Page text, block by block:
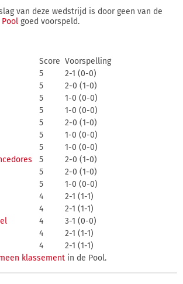
van deze wedstrijd is door geen van de
Pool goed voorspeld.
Score Voorspelling
5
2-1 (0-0)
5
2-0 (1-0)
5
1-0 (0-0)
5
1-0 (0-0)
5
2-0 (1-0)
5
1-0 (0-0)
5
1-0 (0-0)
5
2-0 (1-0)
5
2-0 (1-0)
5
1-0 (0-0)
4
2-1 (1-1)
4
2-1 (1-1)
4
3-1 (0-0)
4
2-1 (1-1)
4
2-1 (1-1)
klassement in de Pool.